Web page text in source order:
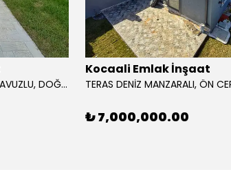
ORTAK KULLANIM OLİMPİK HAVUZLU, DOĞANIN KALBİNDE, DENİZE YÜRÜME MESAFESİ, 2.KAT, YERDEN ISITMA, SİTE İÇİ 2+1 DAİRE! YAYLA MH
Kocaali Emlak İnşaat
₺ 7,000,000.00